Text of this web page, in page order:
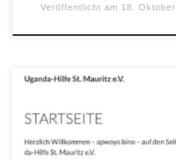
Veröffentlicht am 18.
Liebe Freunde und Förderer
e.V. Unsere neue
gestellt. Wir möchten Euch /